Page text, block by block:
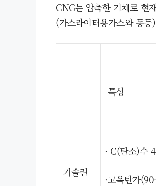
CNG는 압축한 기체로 현
(가스라이터용가스와 동
특성
가솔린
· C(탄소)수
·고옥탄가